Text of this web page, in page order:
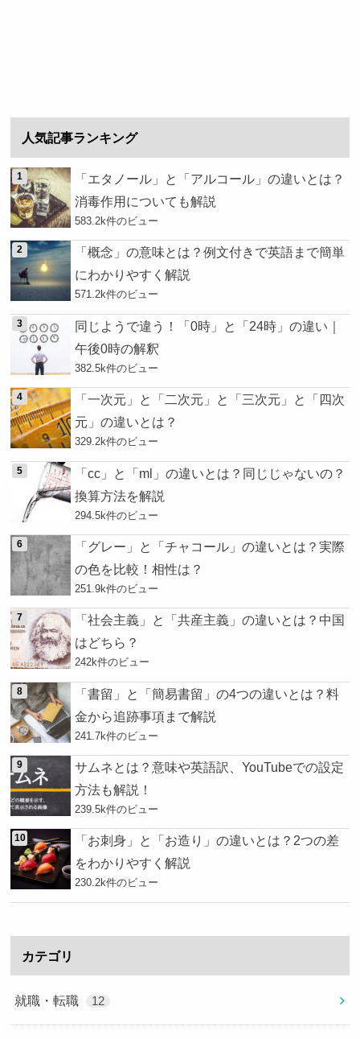
人気記事ランキング
「エタノール」と「アルコール」の違いとは？
消毒作用についても解説
583.2k件のビュー
「概念」の意味とは？例文付きで英語まで簡単
にわかりやすく解説
571.2k件のビュー
同じようで違う！「0時」と「24時」の違い｜
午後0時の解釈
382.5k件のビュー
「一次元」と「二次元」と「三次元」と「四次
元」の違いとは？
329.2k件のビュー
「cc」と「ml」の違いとは？同じじゃないの？
換算方法を解説
294.5k件のビュー
「グレー」と「チャコール」の違いとは？実際
の色を比較！相性は？
251.9k件のビュー
「社会主義」と「共産主義」の違いとは？中国
はどちら？
242k件のビュー
「書留」と「簡易書留」の4つの違いとは？料
金から追跡事項まで解説
241.7k件のビュー
サムネとは？意味や英語訳、YouTubeでの設定
方法も解説！
239.5k件のビュー
「お刺身」と「お造り」の違いとは？2つの差
をわかりやすく解説
230.2k件のビュー
カテゴリ
就職・転職 12